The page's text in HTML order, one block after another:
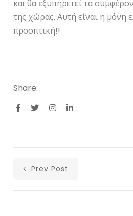
και θα εξυπηρετεί τα
της χώρας. Αυτή είναι η μόνη
προοπτική!!
Share:
Prev Post